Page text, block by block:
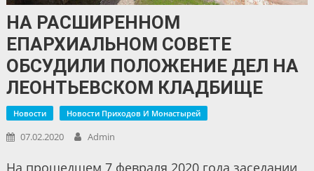
НА РАСШИРЕННОМ
ЕПАРХИАЛЬНОМ СОВЕТЕ
ОБСУДИЛИ ПОЛОЖЕНИЕ ДЕЛ НА
ЛЕОНТЬЕВСКОМ КЛАДБИЩЕ
Новости Новости Приходов И Монастырей
07.02.2020 Admin
На прошедшем 7 февраля 2020 года заседании